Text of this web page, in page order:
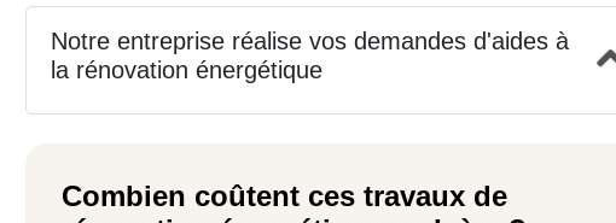
Notre entreprise réalise vos demandes d'aides à
la rénovation énergétique
Combien coûtent ces travaux de